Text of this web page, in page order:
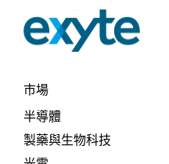
市場
半導體
製藥與生物科技